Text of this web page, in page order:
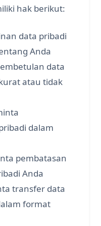
hak berikut:
data pribadi
Anda
data
atau tidak
dalam
pembatasan
Anda
transfer data
format